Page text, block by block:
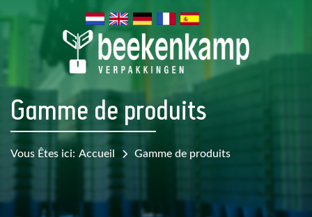
Gamme de produits
Vous Êtes ici: Accueil Gamme de produits